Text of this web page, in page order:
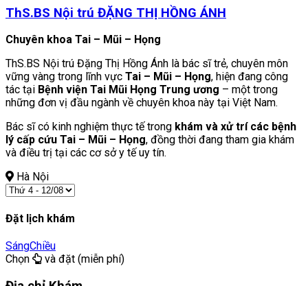
ThS.BS Nội trú ĐẶNG THỊ HỒNG ÁNH
Chuyên khoa Tai – Mũi – Họng
ThS.BS Nội trú Đặng Thị Hồng Ánh là bác sĩ trẻ, chuyên môn
vững vàng trong lĩnh vực Tai – Mũi – Họng, hiện đang công
tác tại Bệnh viện Tai Mũi Họng Trung ương – một trong
những đơn vị đầu ngành về chuyên khoa này tại Việt Nam.
Bác sĩ có kinh nghiệm thực tế trong khám và xử trí các bệnh
lý cấp cứu Tai – Mũi – Họng, đồng thời đang tham gia khám
và điều trị tại các cơ sở y tế uy tín.
Hà Nội
Đặt lịch khám
SángChiều
Chọn
và đặt (miễn phí)